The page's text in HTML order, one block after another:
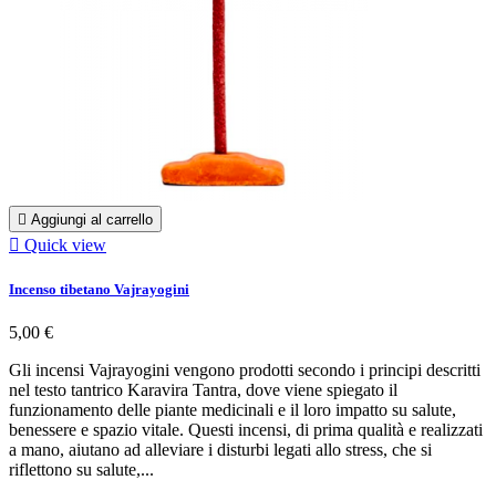
 Aggiungi al carrello
 Quick view
Incenso tibetano Vajrayogini
5,00 €
Gli incensi Vajrayogini vengono prodotti secondo i principi descritti
nel testo tantrico Karavira Tantra, dove viene spiegato il
funzionamento delle piante medicinali e il loro impatto su salute,
benessere e spazio vitale. Questi incensi, di prima qualità e realizzati
a mano, aiutano ad alleviare i disturbi legati allo stress, che si
riflettono su salute,...